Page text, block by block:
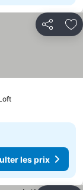
Partager
Consulter les
les prix